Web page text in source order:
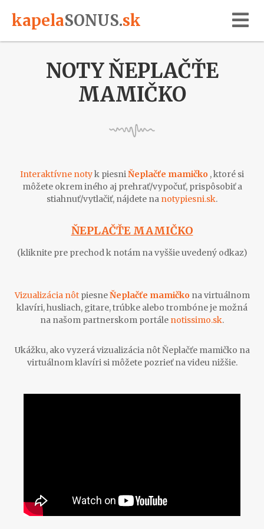
kapelaSONUS.sk
NOTY ŇEPLAČŤE
MAMIČKO
Interaktívne notyk piesniŇeplačťe mamičko , ktoré si
môžete okrem iného aj prehrať/vypočuť, prispôsobiť a
stiahnuť/vytlačiť, nájdete na notypiesni.sk.
ŇEPLAČŤE MAMIČKO
(kliknite pre prechod k notám na vyššie uvedený odkaz)
Vizualizácia nôtpiesneŇeplačťe mamičko na virtuálnom
klavíri, husliach, gitare, trúbke alebo trombóne je možná
na našom partnerskom portále notissimo.sk.
Ukážku, ako vyzerá vizualizácia nôt Ňeplačťe mamičko na
virtuálnom klavíri si môžete pozrieť na videu nižšie.